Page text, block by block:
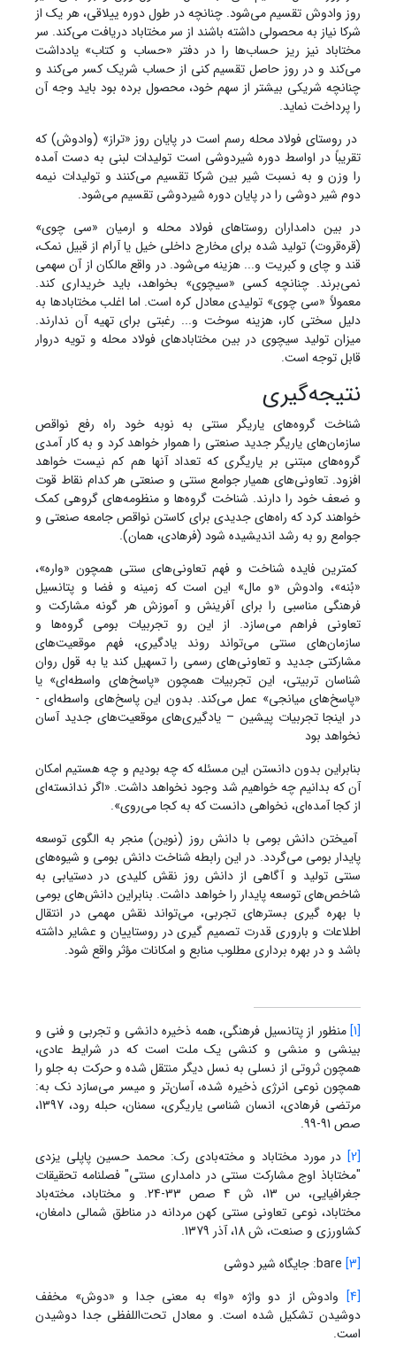
روز وادوش تقسیم می‌شود. چنانچه در طول دوره ییلاقی، هر یک از
شرکا نیاز به محصولی داشته باشند از سر مختاباد دریافت می‌کند. سر
مختاباد نیز ریز حساب‌ها را در دفتر «حساب و کتاب» یادداشت
می‌کند و در روز حاصل تقسیم کنی از حساب شریک کسر می‌کند و
چنانچه شریکی بیشتر از سهم خود، محصول برده بود باید وجه آن
را پرداخت نماید.
در روستای فولاد محله رسم است در پایان روز «تراز» (وادوش) که
تقریباً در اواسط دوره شیردوشی است تولیدات لبنی به دست آمده
را وزن و به نسبت شیر بین شرکا تقسیم می‌کنند و تولیدات نیمه
دوم شیر دوشی را در پایان دوره شیردوشی تقسیم می‌شود.
در بین دامداران روستاهای فولاد محله و ارمیان «سی چوی»
(قره‌قروت) تولید شده برای مخارج داخلی خیل یا آرام از قبیل نمک،
قند و چای و کبریت و... هزینه می‌شود. در واقع مالکان از آن سهمی
نمی‌برند. چنانچه کسی «سیچوی» بخواهد، باید خریداری کند.
معمولاً «سی چوی» تولیدی معادل کره است. اما اغلب مختابادها به
دلیل سختی کار، هزینه سوخت و... رغبتی برای تهیه آن ندارند.
میزان تولید سیچوی در بین مختابادهای فولاد محله و تویه دروار
قابل توجه است.
نتیجه‌گیری
شناخت گروه‌های یاریگر سنتی به نوبه خود راه رفع نواقص
سازمان‌های یاریگر جدید صنعتی را هموار خواهد کرد و به کار آمدی
گروه‌های مبتنی بر یاریگری که تعداد آنها هم کم نیست خواهد
افزود. تعاونی‌های همیار جوامع سنتی و صنعتی هر کدام نقاط قوت
و ضعف خود را دارند. شناخت گروه‌ها و منظومه‌های گروهی کمک
خواهند کرد که راه‌های جدیدی برای کاستن نواقص جامعه صنعتی و
جوامع رو به رشد اندیشیده شود (فرهادی، همان).
کمترین فایده شناخت و فهم تعاونی‌های سنتی همچون «واره»،
«بُنه»، وادوش «و مال» این است که زمینه و فضا و پتانسیل
فرهنگی مناسبی را برای آفرینش و آموزش هر گونه مشارکت و
تعاونی فراهم می‌سازد. از این رو تجربیات بومی گروه‌ها و
سازمان‌های سنتی می‌تواند روند یادگیری، فهم موقعیت‌های
مشارکتی جدید و تعاونی‌های رسمی را تسهیل کند یا به قول روان
شناسان تربیتی، این تجربیات همچون «پاسخ‌های واسطه‌ای» یا
«پاسخ‌های میانجی» عمل می‌کند. بدون این پاسخ‌های واسطه‌ای -
در اینجا تجربیات پیشین – یادگیری‌های موقعیت‌های جدید آسان
نخواهد بود
بنابراین بدون دانستن این مسئله که چه بودیم و چه هستیم امکان
آن که بدانیم چه خواهیم شد وجود نخواهد داشت. «اگر ندانسته‌ای
از کجا آمده‌ای، نخواهی دانست که به کجا می‌روی».
آمیختن دانش بومی با دانش روز (نوین) منجر به الگوی توسعه
پایدار بومی می‌گردد. در این رابطه شناخت دانش بومی و شیوه‌های
سنتی تولید و آگاهی از دانش روز نقش کلیدی در دستیابی به
شاخص‌های توسعه پایدار را خواهد داشت. بنابراین دانش‌های بومی
با بهره گیری بسترهای تجربی، می‌تواند نقش مهمی در انتقال
اطلاعات و باروری قدرت تصمیم گیری در روستاییان و عشایر داشته
باشد و در بهره برداری مطلوب منابع و امکانات مؤثر واقع شود.
[1] منظور از پتانسیل فرهنگی، همه ذخیره دانشی و تجربی و فنی و
بینشی و منشی و کنشی یک ملت است که در شرایط عادی،
همچون ثروتی از نسلی به نسل دیگر منتقل شده و حرکت به جلو را
همچون نوعی انرژی ذخیره شده، آسان‌تر و میسر می‌سازد نک به:
مرتضی فرهادی، انسان شناسی یاریگری، سمنان، حبله رود، 1397،
صص 91-99.
[2]
در مورد مختاباد و مخته‌بادی رک: محمد حسین پاپلی یزدی
"مختاباذ اوج مشارکت سنتی در دامداری سنتی" فصلنامه تحقیقات
جغرافیایی، س 13، ش 4 صص 33-24. و مختاباد، مخته‌باد
مختاباد، نوعی تعاونی سنتی کهن مردانه در مناطق شمالی دامغان،
کشاورزی و صنعت، ش 18، آذر 1379.
[3]
[4]
وادوش از دو واژه «وا» به معنی جدا و «دوش» مخفف
دوشیدن تشکیل شده است. و معادل تحت‌اللفظی جدا دوشیدن
است.